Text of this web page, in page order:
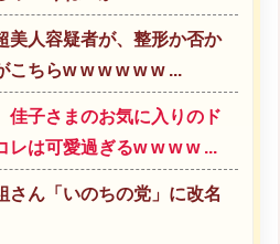
美人容疑者が、整形か否か
ちらw w w w w w ...
佳子さまのお気に入りのド
は可愛過ぎるw w w w ...
さん「いのちの党」に改名